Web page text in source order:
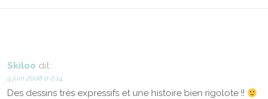
Skiloo dit :
4 juin 2008 à 0:14
Des dessins très expressifs et une histoire bien rigolote !!